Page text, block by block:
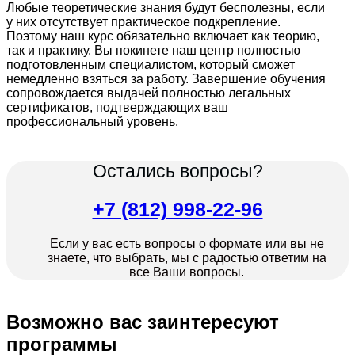
Любые теоретические знания будут бесполезны, если
у них отсутствует практическое подкрепление.
Поэтому наш курс обязательно включает как теорию,
так и практику. Вы покинете наш центр полностью
подготовленным специалистом, который сможет
немедленно взяться за работу. Завершение обучения
сопровождается выдачей полностью легальных
сертификатов, подтверждающих ваш
профессиональный уровень.
Остались вопросы?
+7 (812) 998-22-96
Если у вас есть вопросы о формате или вы не
знаете, что выбрать, мы с радостью ответим на
все Ваши вопросы.
Возможно вас заинтересуют
программы